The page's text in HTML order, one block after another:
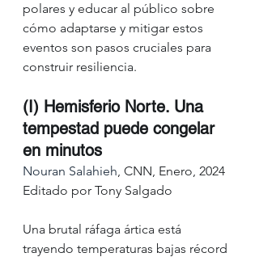
polares y educar al público sobre
cómo adaptarse y mitigar estos
eventos son pasos cruciales para
construir resiliencia.
(I) Hemisferio Norte. Una
tempestad puede congelar
en minutos
Nouran Salahieh, CNN, Enero, 2024
Editado por Tony Salgado
Una brutal ráfaga ártica está
trayendo temperaturas bajas récord